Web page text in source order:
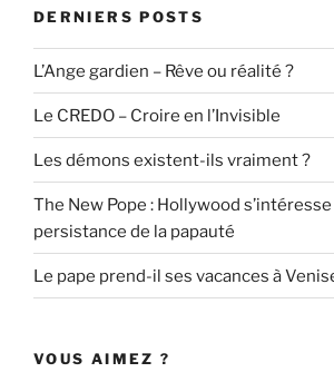
DERNIERS POSTS
L’Ange gardien – Rêve ou réalité ?
Le CREDO – Croire en l’Invisible
Les démons existent-ils vraiment ?
The New Pope : Hollywood s’intéresse
persistance de la papauté
Le pape prend-il ses vacances à
VOUS AIMEZ ?